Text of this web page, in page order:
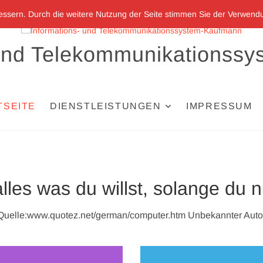
DIENSTLEISTUNGEN IMPRESSUM
was du willst, solange du
german/computer.htm Unbekannter
Durch die weitere Nutzung der Seite stimmen Sie der